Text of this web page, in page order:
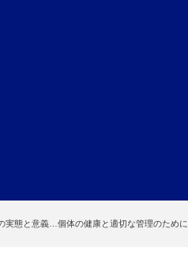
実態と意義…個体の健康と適切な管理のために